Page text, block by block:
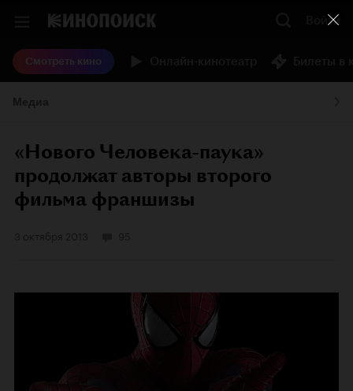
Войти
Смотреть кино
«Нового Человека-паука»
продолжат авторы второго
фильма франшизы